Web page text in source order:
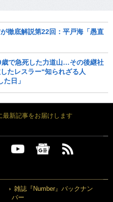
徹底解説第22回：平戸海「愚直
で急死した力道山…その後継社
たレスラー“知られざる人
日」
最新記事をお届けします
雑誌『Number』バックナン
バー